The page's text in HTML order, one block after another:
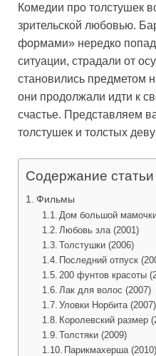
Комедии про толстушек
зрительской любовью.
формами» нередко
ситуации, страдали от
становились предметом
они продолжали идти к
счастье. Представляем
толстушек и толстых
Содержание статьи
Фильмы
Дом большой
Любовь зла (2001)
Толстушки (2006)
Последний отпуск
200 фунтов красоты
Лак для волос (2007)
Уловки Норбита (2007)
Королевский размер
Толстяки (2009)
Парикмахерша (2010)